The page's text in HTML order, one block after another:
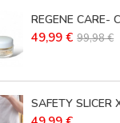
Prix
49,99 € Prix
99,98 €
SAFETY SLICER